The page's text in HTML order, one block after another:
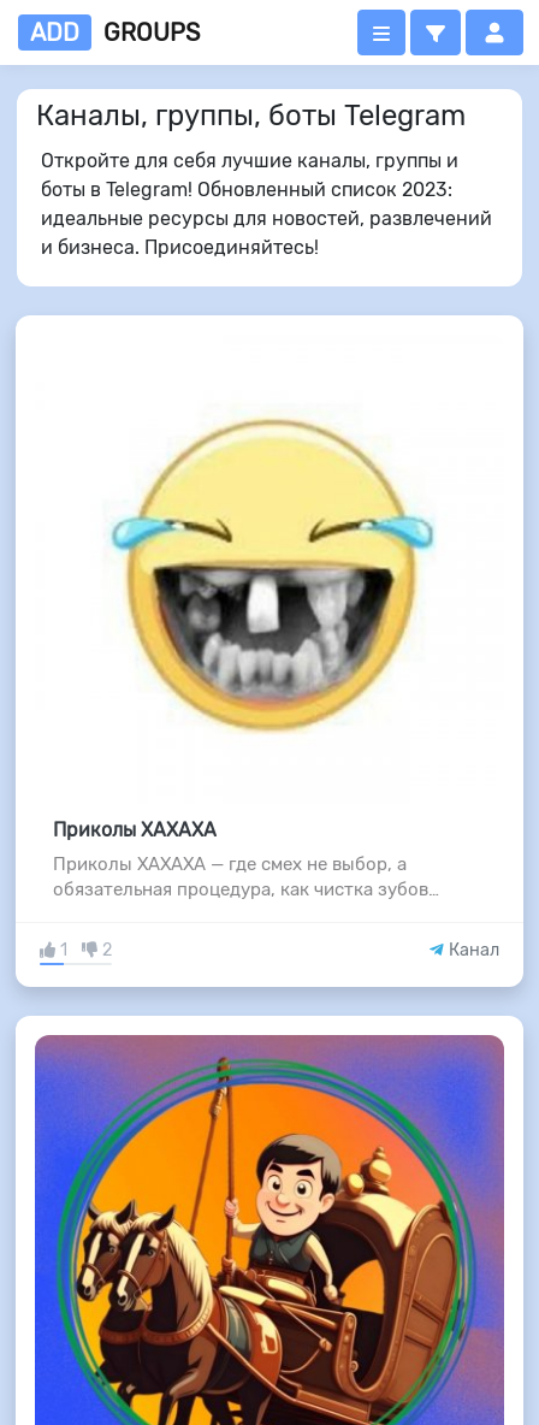
ADD GROUPS
Каналы, группы, боты Telegram
Откройте для себя лучшие каналы, группы и
боты в Telegram! Обновленный список 2023:
идеальные ресурсы для новостей, развлечений
и бизнеса. Присоединяйтесь!
Приколы ХАХАХА
Приколы ХАХАХА — где смех не выбор, а
обязательная процедура, как чистка зубов…
1 2 Канал